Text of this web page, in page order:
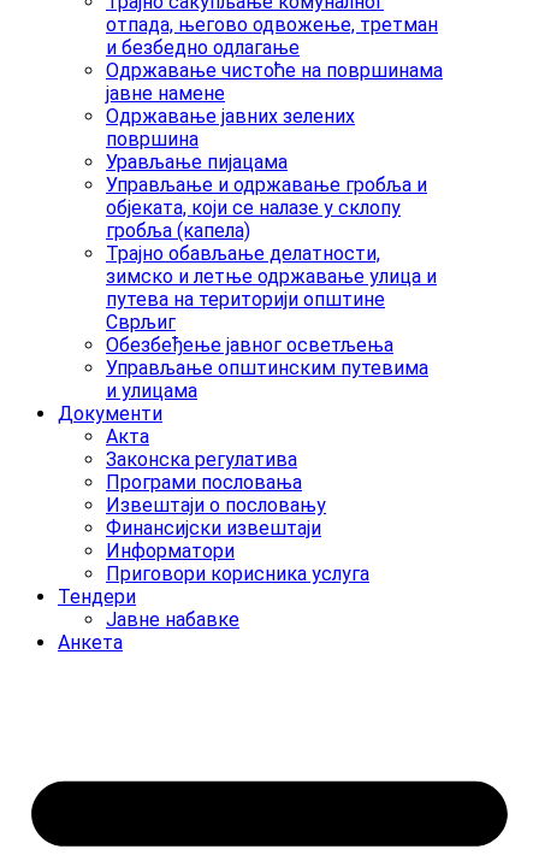
отпада, његово одвожење, третман
и безбедно одлагање
Одржавање чистоће на површинама
јавне намене
Одржавање јавних зелених
површина
Урављање пијацама
Управљање и одржавање гробља и
објеката, који се налазе у склопу
гробља (капела)
Трајно обављање делатности,
зимско и летње одржавање улица и
путева на територији општине
Сврљиг
Обезбеђење јавног осветљења
Управљање општинским путевима
и улицама
Документи
Акта
Законска регулатива
Програми пословања
Извештаји о пословању
Финансијски извештаји
Информатори
Приговори корисника услуга
Тендери
Јавне набавке
Анкета